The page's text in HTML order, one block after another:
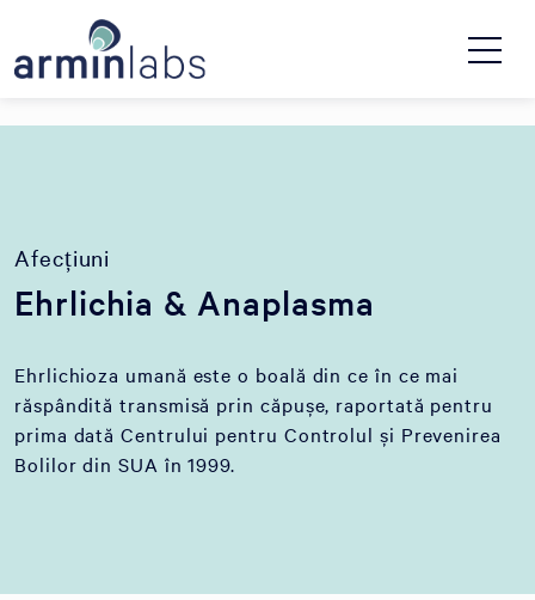
Afecțiuni
Ehrlichia & Anaplasma
Ehrlichioza umană este o boală din ce în ce mai
răspândită transmisă prin căpușe, raportată pentru
prima dată Centrului pentru Controlul și Prevenirea
Bolilor din SUA în 1999.